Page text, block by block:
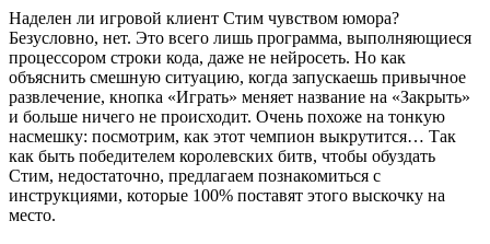
Наделен ли игровой клиент Стим чувством юмора?
Безусловно, нет. Это всего лишь программа, выполняющиеся
процессором строки кода, даже не нейросеть. Но как
объяснить смешную ситуацию, когда запускаешь привычное
развлечение, кнопка «Играть» меняет название на «Закрыть»
и больше ничего не происходит. Очень похоже на тонкую
насмешку: посмотрим, как этот чемпион выкрутится… Так
как быть победителем королевских битв, чтобы обуздать
Стим, недостаточно, предлагаем познакомиться с
инструкциями, которые 100% поставят этого выскочку на
место.